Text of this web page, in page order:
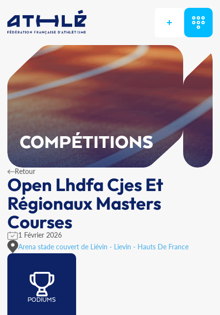
+
COMPÉTITIONS
Retour
Open Lhdfa Cjes Et
Régionaux Masters
Courses
1 Février 2026
Arena stade couvert de Liévin - Lievin - Hauts De France
PODIUMS